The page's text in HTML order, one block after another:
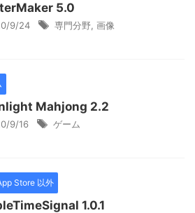
5.0
9/24 専門分野 画像
Mahjong 2.2
9/16 ゲーム
Store 以外
1.0.1